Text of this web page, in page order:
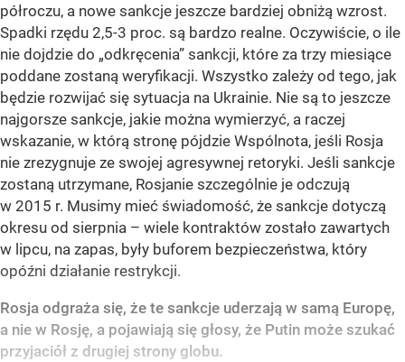
półroczu, a nowe sankcje jeszcze bardziej obniżą wzrost.
Spadki rzędu 2,5-3 proc. są bardzo realne. Oczywiście, o ile
nie dojdzie do „odkręcenia” sankcji, które za trzy miesiące
poddane zostaną weryfikacji. Wszystko zależy od tego, jak
będzie rozwijać się sytuacja na Ukrainie. Nie są to jeszcze
najgorsze sankcje, jakie można wymierzyć, a raczej
wskazanie, w którą stronę pójdzie Wspólnota, jeśli Rosja
nie zrezygnuje ze swojej agresywnej retoryki. Jeśli sankcje
zostaną utrzymane, Rosjanie szczególnie je odczują
w 2015 r. Musimy mieć świadomość, że sankcje dotyczą
okresu od sierpnia – wiele kontraktów zostało zawartych
w lipcu, na zapas, były buforem bezpieczeństwa, który
opóźni działanie restrykcji.
Rosja odgraża się, że te sankcje uderzają w samą Europę,
a nie w Rosję, a pojawiają się głosy, że Putin może szukać
przyjaciół z drugiej strony globu.